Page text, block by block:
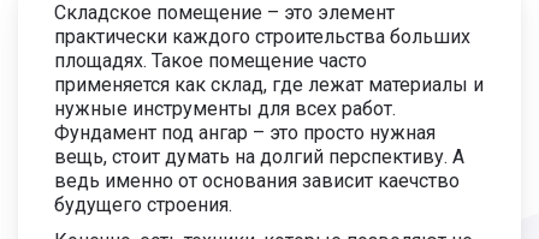
руб.
Монтаж сваи 5000 мм.
1 600 руб.
Длина сваи 5500 мм.
2 200 руб.
Монтаж сваи 5500 мм.
1 700 руб.
Длина сваи 6000 мм.
4 200
Складское помещение – это элемент
практически каждого строительства больших
площадях. Такое помещение часто
применяется как склад, где лежат материалы и
нужные инструменты для всех работ.
Фундамент под ангар – это просто нужная
вещь, стоит думать на долгий перспективу. А
ведь именно от основания зависит каечство
будущего строения.